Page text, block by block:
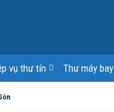
vụ thư tín Thư máy bay